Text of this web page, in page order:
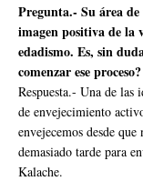
Pregunta.- Su área
imagen positiva de la
edadismo. Es, sin
comenzar ese proceso?
Respuesta.- Una de las
de envejecimiento
envejecemos desde
demasiado tarde para
Kalache.